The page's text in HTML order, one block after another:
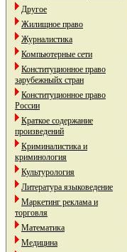
Другое
Жилищное право
Журналистика
Компьютерные сети
Конституционное право
зарубежныйх стран
Конституционное право
России
Краткое содержание
произведений
Криминалистика и
криминология
Культурология
Литература языковедение
Маркетинг реклама и
торговля
Математика
Медицина